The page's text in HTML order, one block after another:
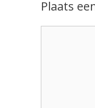
Plaats